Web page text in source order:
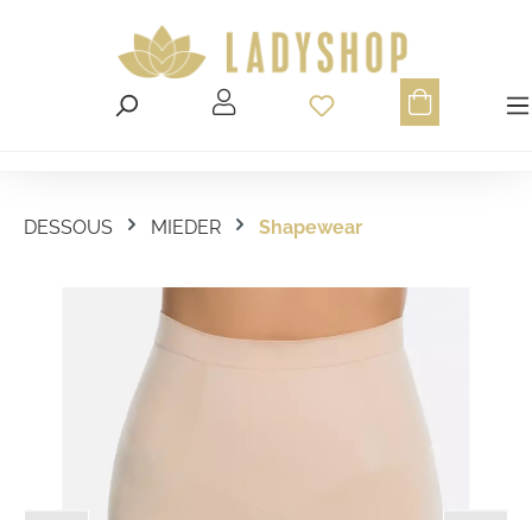
Du hast 0
DESSOUS MIEDER Shapewear
Bildergalerie überspringen